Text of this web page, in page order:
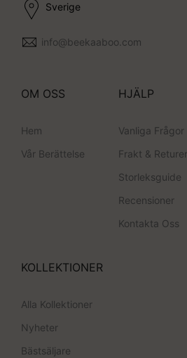
Sverige
info@beekaaboo.com
OM OSS
Hem
Vår Berättelse
HJÄLP
Vanliga Frågor
Frakt & Returer
Storleksguide
Recensioner
Kontakta Oss
KOLLEKTIONER
Alla Kollektioner
Nyheter
Bästsäljare